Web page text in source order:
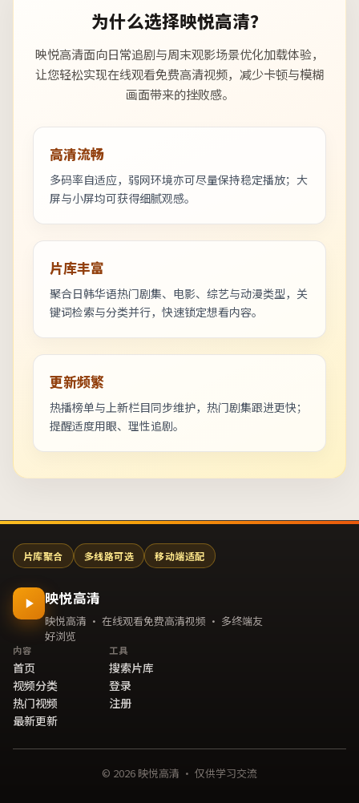
为什么选择映悦高清？
映悦高清面向日常追剧与周末观影场景优化加载体验，
让您轻松实现在线观看免费高清视频，减少卡顿与模糊
画面带来的挫败感。
高清流畅
多码率自适应，弱网环境亦可尽量保持稳定播放；大
屏与小屏均可获得细腻观感。
片库丰富
聚合日韩华语热门剧集、电影、综艺与动漫类型，关
键词检索与分类并行，快速锁定想看内容。
更新频繁
热播榜单与上新栏目同步维护，热门剧集跟进更快；
提醒适度用眼、理性追剧。
片库聚合 多线路可选 移动端适配
映悦高清
映悦高清 · 在线观看免费高清视频 · 多终端友
好浏览
内容
首页
视频分类
热门视频
最新更新
工具
搜索片库
登录
注册
© 2026 映悦高清 · 仅供学习交流